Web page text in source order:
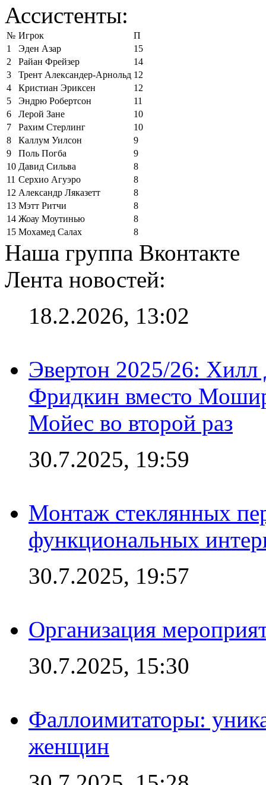
Ассистенты:
№ Игрок
П
1
Эден Азар
15
2
Райан Фрейзер
14
3
Трент Александер-Арнольд 12
4
Кристиан Эриксен
12
5
Эндрю Робертсон
11
6
Лерой Зане
10
7
Рахим Стерлинг
10
8
Каллум Уилсон
9
9
Поль Погба
9
10 Давид Сильва
8
11 Серхио Агуэро
8
12 Александр Ляказетт
8
13 Мэтт Ритчи
8
14 Жоау Моутинью
8
15 Мохамед Салах 8
Наша группа Вконтакте
Лента новостей:
18.2.2026, 13:02
Эвертон 2025/26:
Фридкин вместо
Мойес во второй раз
30.7.2025, 19:59
Монтаж стеклянных
функциональных
30.7.2025, 19:57
Организация
30.7.2025, 15:30
Фаллоимитаторы:
женщин